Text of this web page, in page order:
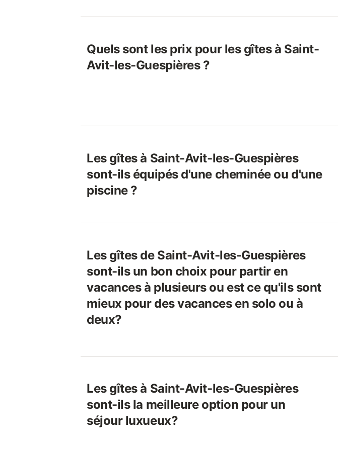
Quels sont les prix pour les gîtes à Saint-
Avit-les-Guespières ?
Les gîtes à Saint-Avit-les-Guespières
sont-ils équipés d'une cheminée ou d'une
piscine ?
Les gîtes de Saint-Avit-les-Guespières
sont-ils un bon choix pour partir en
vacances à plusieurs ou est ce qu'ils sont
mieux pour des vacances en solo ou à
deux?
Les gîtes à Saint-Avit-les-Guespières
sont-ils la meilleure option pour un
séjour luxueux?